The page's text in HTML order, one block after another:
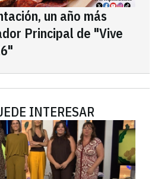
un año más
Principal de "Vive
INTERESAR